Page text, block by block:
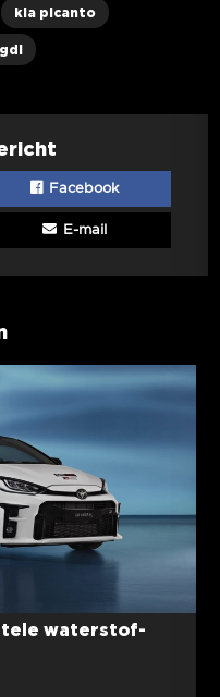
kia picanto
Facebook
E-mail
waterstof-